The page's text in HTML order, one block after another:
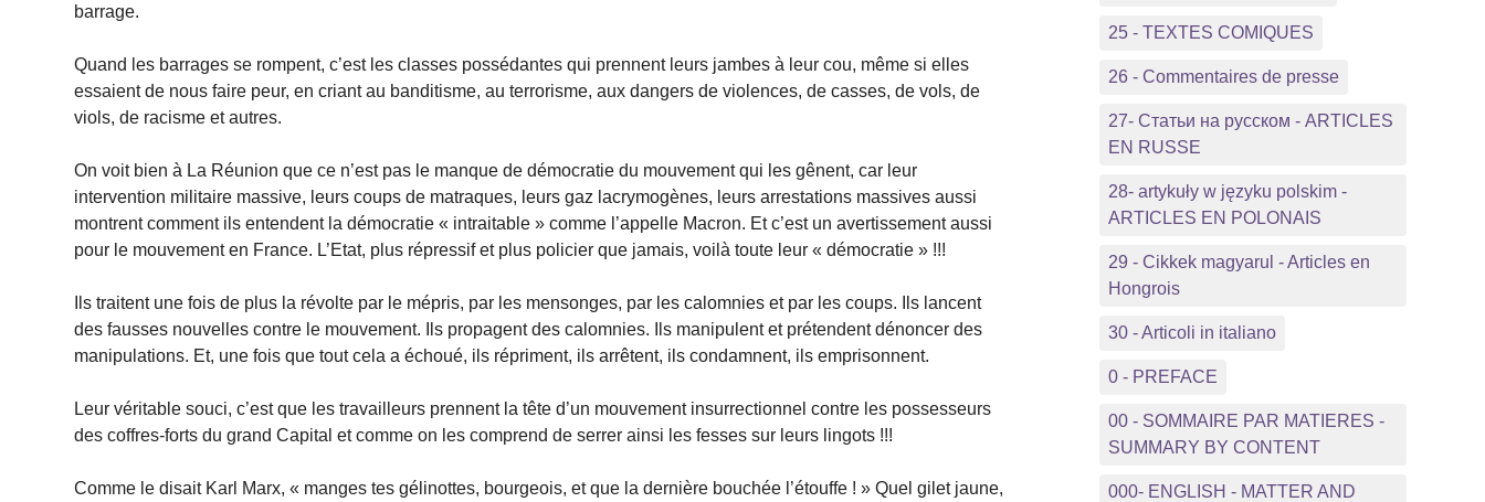
barrage.
Quand les barrages se rompent, c’est les classes possédantes qui prennent leurs jambes à leur cou, même si elles
essaient de nous faire peur, en criant au banditisme, au terrorisme, aux dangers de violences, de casses, de vols, de
viols, de racisme et autres.
On voit bien à La Réunion que ce n’est pas le manque de démocratie du mouvement qui les gênent, car leur
intervention militaire massive, leurs coups de matraques, leurs gaz lacrymogènes, leurs arrestations massives aussi
montrent comment ils entendent la démocratie « intraitable » comme l’appelle Macron. Et c’est un avertissement aussi
pour le mouvement en France. L’Etat, plus répressif et plus policier que jamais, voilà toute leur « démocratie » !!!
Ils traitent une fois de plus la révolte par le mépris, par les mensonges, par les calomnies et par les coups. Ils lancent
des fausses nouvelles contre le mouvement. Ils propagent des calomnies. Ils manipulent et prétendent dénoncer des
manipulations. Et, une fois que tout cela a échoué, ils répriment, ils arrêtent, ils condamnent, ils emprisonnent.
Leur véritable souci, c’est que les travailleurs prennent la tête d’un mouvement insurrectionnel contre les possesseurs
des coffres-forts du grand Capital et comme on les comprend de serrer ainsi les fesses sur leurs lingots !!!
Comme le disait Karl Marx, « manges tes gélinottes, bourgeois, et que la dernière bouchée l’étouffe ! » Quel gilet jaune,
25 - TEXTES COMIQUES
26 - Commentaires de presse
27- Статьи на русском - ARTICLES
EN RUSSE
28- artykuły w języku polskim -
ARTICLES EN POLONAIS
29 - Cikkek magyarul - Articles en
Hongrois
30 - Articoli in italiano
0 - PREFACE
00 - SOMMAIRE PAR MATIERES -
SUMMARY BY CONTENT
000- ENGLISH - MATTER AND